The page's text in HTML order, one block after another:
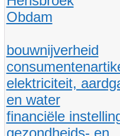
Obdam
bouwnijverheid
elektriciteit,
en water
financiële
gezondheids- en